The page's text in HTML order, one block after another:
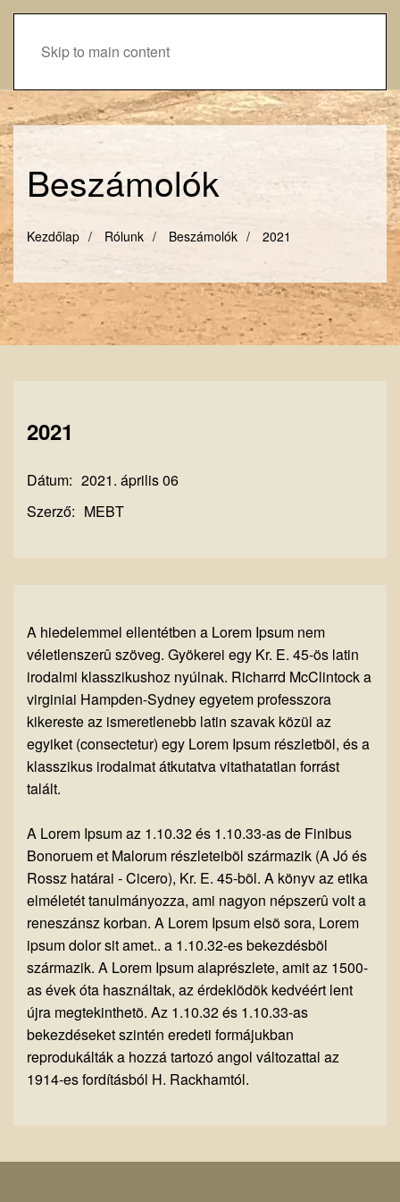
Skip to main content
Beszámolók
Kezdőlap Rólunk Beszámolók 2021
2021
Dátum: 2021. április 06
Szerző: MEBT
A hiedelemmel ellentétben a Lorem Ipsum nem
véletlenszerû szöveg. Gyökerei egy Kr. E. 45-ös latin
irodalmi klasszikushoz nyúlnak. Richarrd McClintock a
virginiai Hampden-Sydney egyetem professzora
kikereste az ismeretlenebb latin szavak közül az
egyiket (consectetur) egy Lorem Ipsum részletbõl, és a
klasszikus irodalmat átkutatva vitathatatlan forrást
talált.
A Lorem Ipsum az 1.10.32 és 1.10.33-as de Finibus
Bonoruem et Malorum részleteibõl származik (A Jó és
Rossz határai - Cicero), Kr. E. 45-bõl. A könyv az etika
elméletét tanulmányozza, ami nagyon népszerû volt a
reneszánsz korban. A Lorem Ipsum elsõ sora, Lorem
ipsum dolor sit amet.. a 1.10.32-es bekezdésbõl
származik. A Lorem Ipsum alaprészlete, amit az 1500-
as évek óta használtak, az érdeklõdõk kedvéért lent
újra megtekinthetõ. Az 1.10.32 és 1.10.33-as
bekezdéseket szintén eredeti formájukban
reprodukálták a hozzá tartozó angol változattal az
1914-es fordításból H. Rackhamtól.